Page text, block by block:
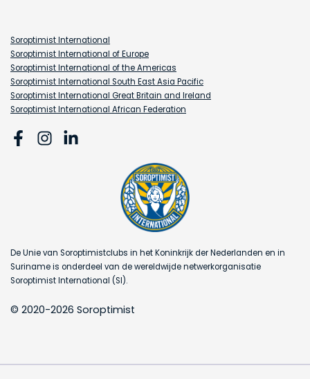
Soroptimist International
Soroptimist International of Europe
Soroptimist International of the Americas
Soroptimist International South East Asia Pacific
Soroptimist International Great Britain and Ireland
Soroptimist International African Federation
De Unie van Soroptimistclubs in het Koninkrijk der Nederlanden en in
Suriname is onderdeel van de wereldwijde netwerkorganisatie
Soroptimist International (SI).
© 2020-2026 Soroptimist